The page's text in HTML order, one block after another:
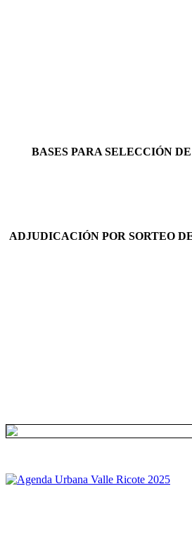
BASES PARA SELECCIÓN
ADJUDICACIÓN POR SORTEO